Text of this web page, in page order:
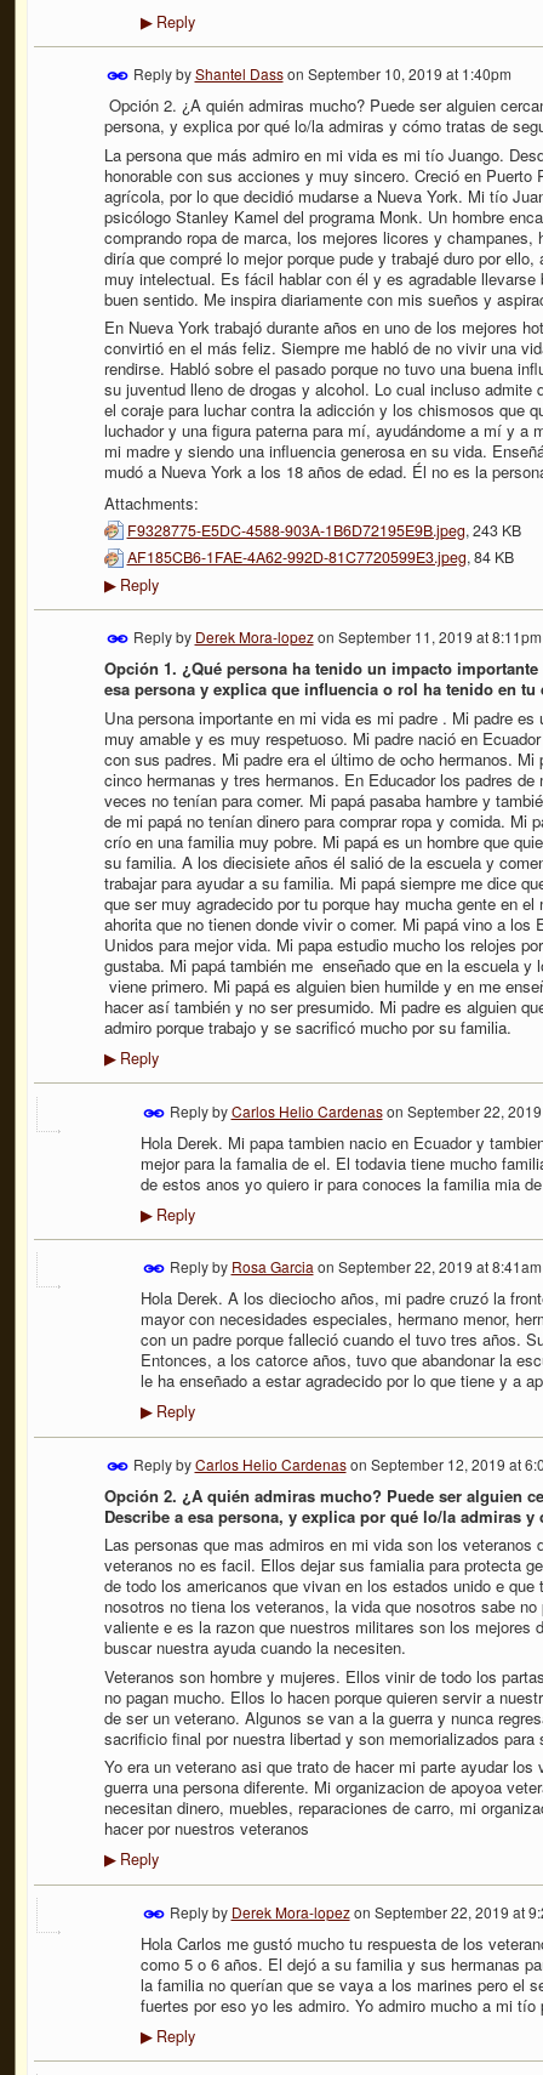
▶Reply
Reply byShantel Dasson September 10, 2019 at 1:40pm
Opción 2. ¿A quién admiras mucho? Puede ser alguien
persona, y explica por qué lo/la admiras y cómo tratas de
La persona que más admiro en mi vida es mi tío Juango.
honorable con sus acciones y muy sincero. Creció en
agrícola, por lo que decidió mudarse a Nueva York. Mi tío
psicólogo Stanley Kamel del programa Monk. Un hombre
comprando ropa de marca, los mejores licores y
diría que compré lo mejor porque pude y trabajé duro por
muy intelectual. Es fácil hablar con él y es agradable
buen sentido. Me inspira diariamente con mis sueños y
En Nueva York trabajó durante años en uno de los mejores
convirtió en el más feliz. Siempre me habló de no vivir una
rendirse. Habló sobre el pasado porque no tuvo una buena
su juventud lleno de drogas y alcohol. Lo cual incluso admite
el coraje para luchar contra la adicción y los chismosos que
luchador y una figura paterna para mí, ayudándome a mí y a
mi madre y siendo una influencia generosa en su vida.
mudó a Nueva York a los 18 años de edad. Él no es la
Attachments:
F9328775-E5DC-4588-903A-1B6D72195E9B.jpeg, 243 KB
AF185CB6-1FAE-4A62-992D-81C7720599E3.jpeg, 84 KB
▶Reply
Reply by Derek Mora-lopezon September 11, 2019 at 8:11pm
Opción 1. ¿Qué persona ha tenido un impacto
esa persona y explica que influencia o rol ha tenido en
Una persona importante en mi vida es mi padre . Mi padre es
muy amable y es muy respetuoso. Mi padre nació en
con sus padres. Mi padre era el último de ocho hermanos. Mi
cinco hermanas y tres hermanos. En Educador los padres de
veces no tenían para comer. Mi papá pasaba hambre y
de mi papá no tenían dinero para comprar ropa y comida. Mi
crío en una familia muy pobre. Mi papá es un hombre que
su familia. A los diecisiete años él salió de la escuela y
trabajar para ayudar a su familia. Mi papá siempre me dice
que ser muy agradecido por tu porque hay mucha gente en el
ahorita que no tienen donde vivir o comer. Mi papá vino a los
Unidos para mejor vida. Mi papa estudio mucho los relojes
gustaba. Mi papá también me enseñado que en la escuela y
viene primero. Mi papá es alguien bien humilde y en me
hacer así también y no ser presumido. Mi padre es alguien
admiro porque trabajo y se sacrificó mucho por su familia.
▶Reply
Reply byCarlos Helio Cardenason September 22,
Hola Derek. Mi papa tambien nacio en Ecuador y
mejor para la famalia de el. El todavia tiene mucho
de estos anos yo quiero ir para conoces la familia mia
▶Reply
Reply by Rosa Garcia on September 22, 2019 at 8:41am
Hola Derek. A los dieciocho años, mi padre cruzó la
mayor con necesidades especiales, hermano menor,
con un padre porque falleció cuando el tuvo tres años.
Entonces, a los catorce años, tuvo que abandonar la
le ha enseñado a estar agradecido por lo que tiene y a
▶Reply
Reply byCarlos Helio Cardenason September 12, 2019 at
Opción 2. ¿A quién admiras mucho? Puede ser alguien
Describe a esa persona, y explica por qué lo/la admiras
Las personas que mas admiros en mi vida son los
veteranos no es facil. Ellos dejar sus famialia para protecta
de todo los americanos que vivan en los estados unido e
nosotros no tiena los veteranos, la vida que nosotros sabe
valiente e es la razon que nuestros militares son los mejores
buscar nuestra ayuda cuando la necesiten.
Veteranos son hombre y mujeres. Ellos vinir de todo los
no pagan mucho. Ellos lo hacen porque quieren servir a
de ser un veterano. Algunos se van a la guerra y nunca
sacrificio final por nuestra libertad y son memorializados para
Yo era un veterano asi que trato de hacer mi parte ayudar
guerra una persona diferente. Mi organizacion de apoyoa
necesitan dinero, muebles, reparaciones de carro, mi
hacer por nuestros veteranos
▶Reply
Reply by Derek Mora-lopezon September 22, 2019 at
Hola Carlos me gustó mucho tu respuesta de los
como 5 o 6 años. El dejó a su familia y sus hermanas
la familia no querían que se vaya a los marines pero el
fuertes por eso yo les admiro. Yo admiro mucho a mi
▶Reply